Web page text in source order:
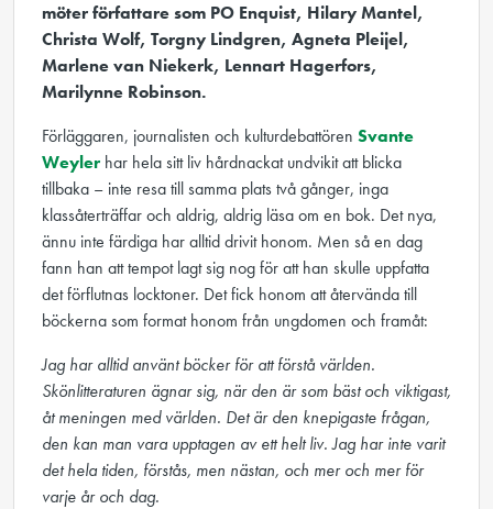
möter författare som PO Enquist, Hilary Mantel,
Christa Wolf, Torgny Lindgren, Agneta Pleijel,
Marlene van Niekerk, Lennart Hagerfors,
Marilynne Robinson.
Förläggaren, journalisten och kulturdebattören Svante
Weyler har hela sitt liv hårdnackat undvikit att blicka
tillbaka – inte resa till samma plats två gånger, inga
klassåterträffar och aldrig, aldrig läsa om en bok. Det nya,
ännu inte färdiga har alltid drivit honom. Men så en dag
fann han att tempot lagt sig nog för att han skulle uppfatta
det förflutnas locktoner. Det fick honom att återvända till
böckerna som format honom från ungdomen och framåt:
Jag har alltid använt böcker för att förstå världen.
Skönlitteraturen ägnar sig, när den är som bäst och viktigast,
åt meningen med världen. Det är den knepigaste frågan,
den kan man vara upptagen av ett helt liv. Jag har inte varit
det hela tiden, förstås, men nästan, och mer och mer för
varje år och dag.